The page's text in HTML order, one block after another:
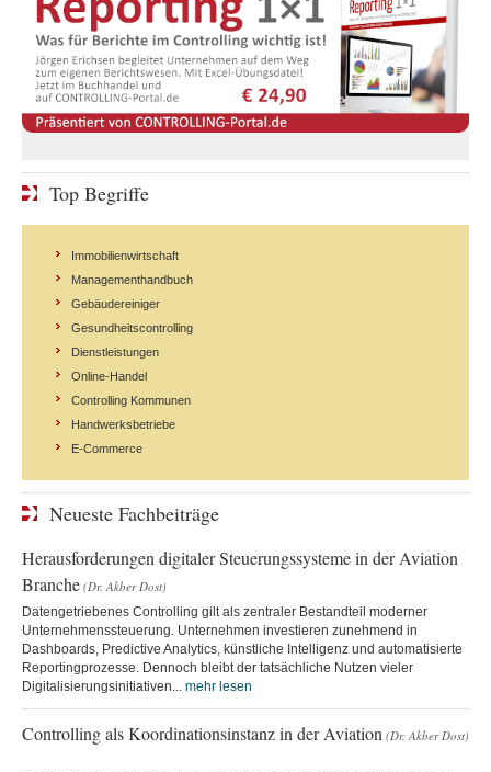
Top Begriffe
Immobilienwirtschaft
Managementhandbuch
Gebäudereiniger
Gesundheitscontrolling
Dienstleistungen
Online-Handel
Controlling Kommunen
Handwerksbetriebe
E-Commerce
Neueste Fachbeiträge
Herausforderungen digitaler Steuerungssysteme in der Aviation
Branche (Dr. Akber Dost)
Datengetriebenes Controlling gilt als zentraler Bestandteil moderner
Unternehmenssteuerung. Unternehmen investieren zunehmend in
Dashboards, Predictive Analytics, künstliche Intelligenz und automatisierte
Reportingprozesse. Dennoch bleibt der tatsächliche Nutzen vieler
Digitalisierungsinitiativen... mehr lesen
Controlling als Koordinationsinstanz in der Aviation (Dr. Akber Dost)